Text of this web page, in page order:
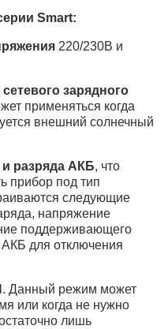
Smart:
220/230В и
зарядного
применяться когда
внешний солнечный
разряда АКБ, что
прибор под тип
следующие
напряжение
поддерживающего
для отключения
. Данный режим может
или когда не нужно
лишь